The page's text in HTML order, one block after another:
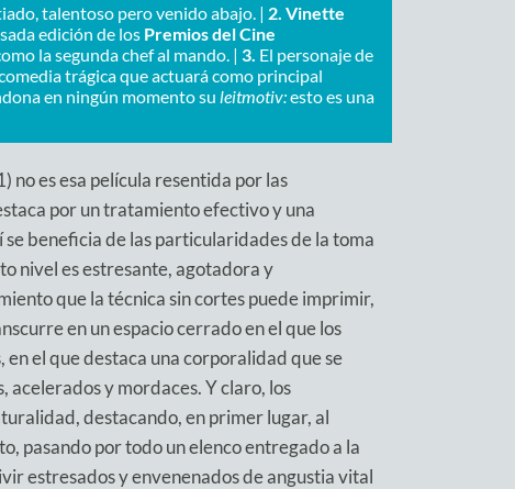
talentoso pero venido abajo. | 2. Vinette
edición de los Premios del Cine
la segunda chef al mando. | 3. El personaje de
trágica que actuará como principal
en ningún momento su leitmotiv:esto es una
no es esa película resentida por las
por un tratamiento efectivo y una
beneficia de las particularidades de la toma
nivel es estresante, agotadora y
que la técnica sin cortes puede imprimir,
en un espacio cerrado en el que los
el que destaca una corporalidad que se
acelerados y mordaces. Y claro, los
destacando, en primer lugar, al
pasando por todo un elenco entregado a la
estresados y envenenados de angustia vital